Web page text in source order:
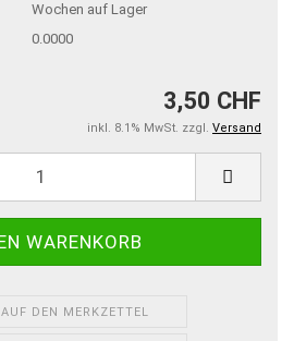
Wochen auf Lager
0.0000
3,50 CHF
inkl. 8.1% MwSt. zzgl. Versand
AUF DEN MERKZETTEL